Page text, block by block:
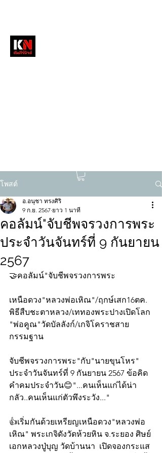
โพสต์
คอลัมน์"จับชีพจรวงการพระ
ประจำวันจันทร์ที่ 9 กันยายน
2567
อ.อนุชา ทรงศิริ
9 ก.ย. 2567 ยาว 1 นาที
🤝คอลัมน์"จับชีพจรวงการพระ
เหนือดวง"หลวงพ่อเหิณ"/ฤกษ์เสก16ตค.
พิธีสืบชะตาหลวง/เททองพระปางเปิดโลก
"พ่อคูณ"วัดบัลลังก์/เกจิโคราชสาย
กรรมฐาน
จับชีพจรวงการพระ"กับ"นายขุนโหร"
ประจำวันจันทร์ที่ 9 กันยายน 2567 ข้อคิด
คำคมประจำวัน😊"...คนเห็นแก่ได้น่า
กลัว..คนเห็นแก่ตัวพึงระวัง..."
👍เริ่มกันด้วยเหรียญเหนือดวง"หลวงพ่อ
เหิณ" พระเกจิดังวัดห้วยหิน จ.ระยอง ศิษย์
เอกหลวงปู่บุญ วัดบ้านนา  เปิดจองกระแส